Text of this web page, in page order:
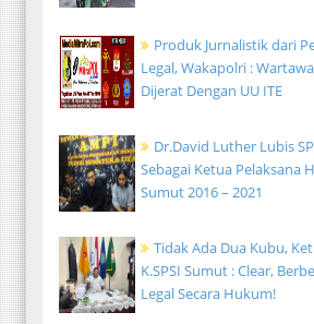
Produk Jurnalistik dari
Legal, Wakapolri :
Dijerat Dengan UU ITE
Dr.David Luther Lubis
Sebagai Ketua Pelaksana
Sumut 2016 – 2021
Tidak Ada Dua Kubu,
K.SPSI Sumut : Clear,
Legal Secara Hukum!